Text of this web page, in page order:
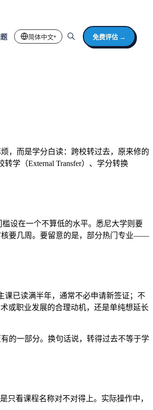
简体中文▾ 免费评估 →
，而是学分白读：跨校转过去，原来修的
学（External Transfer）、学分转换
设在一个不算低的水平。悉尼大学则要
核要几周。要留意的是，部分热门专业——
课已读满半年，通常不必申请新签证；不
或职业发展的合理动机，还是单纯想延长
的一部分。换句话说，转得过去不等于学
只看课程名称对不对得上。实际操作中，